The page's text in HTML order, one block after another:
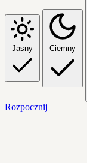
Jasny Ciemny
Rozpocznij